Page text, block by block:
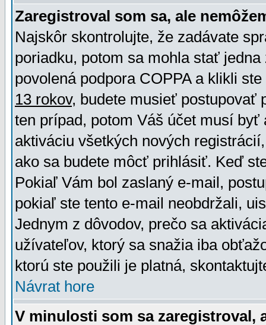
Zaregistroval som sa, ale
Najskôr skontrolujte, že zadávate
poriadku, potom sa mohla stať
povolená podpora COPPA a klikli
13 rokov, budete musieť postupovať
ten prípad, potom Váš účet musí
aktiváciu všetkých nových
ako sa budete môcť prihlásiť. Keď
Pokiaľ Vám bol zaslaný e-mail,
pokiaľ ste tento e-mail neobdržali,
Jednym z dôvodov, prečo sa
užívateľov, ktorý sa snažia iba
ktorú ste použili je platná,
Návrat hore
V minulosti som sa zaregistroval,